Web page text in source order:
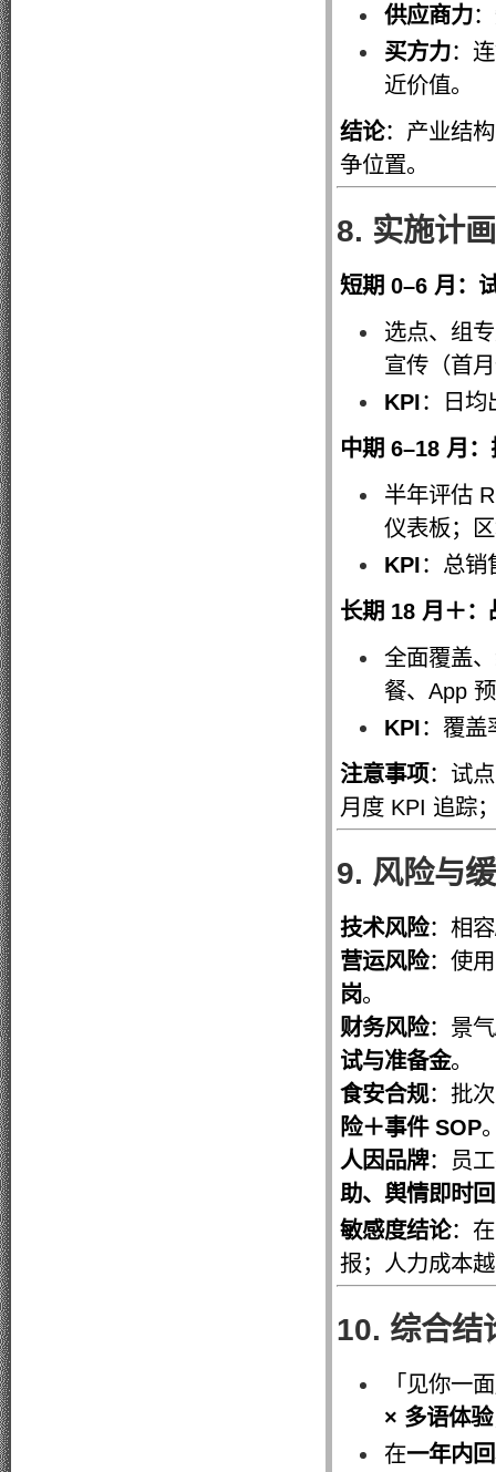
供应商力
买方力：
近价值。
结论：产业结
争位置。
8. 实施计
短期 0–6 月：
选点、组
宣传（首
KPI：日均
中期 6–18 月
半年评估
仪表板；
KPI：总销
长期 18 月＋：
全面覆盖
餐、App
KPI：覆盖
注意事项：试
月度 KPI 追踪
9. 风险与
技术风险：相
营运风险：使
岗。
财务风险：景
试与准备金。
食安合规：批
险＋事件 SOP
人因品牌：员
助、舆情即时
敏感度结论：
报；人力成本
10. 综合结
「见你一
× 多语体验
在一年内